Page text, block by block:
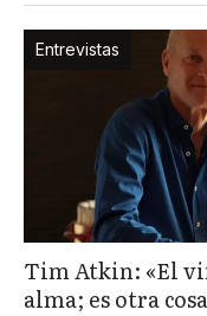
Entrevistas
Tim Atkin: «El
alma; es otra